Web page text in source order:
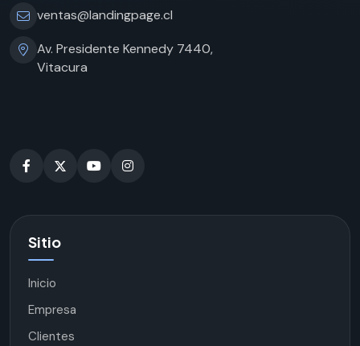
ventas@landingpage.cl
Av. Presidente Kennedy 7440,
Vitacura
Sitio
Inicio
Empresa
Clientes